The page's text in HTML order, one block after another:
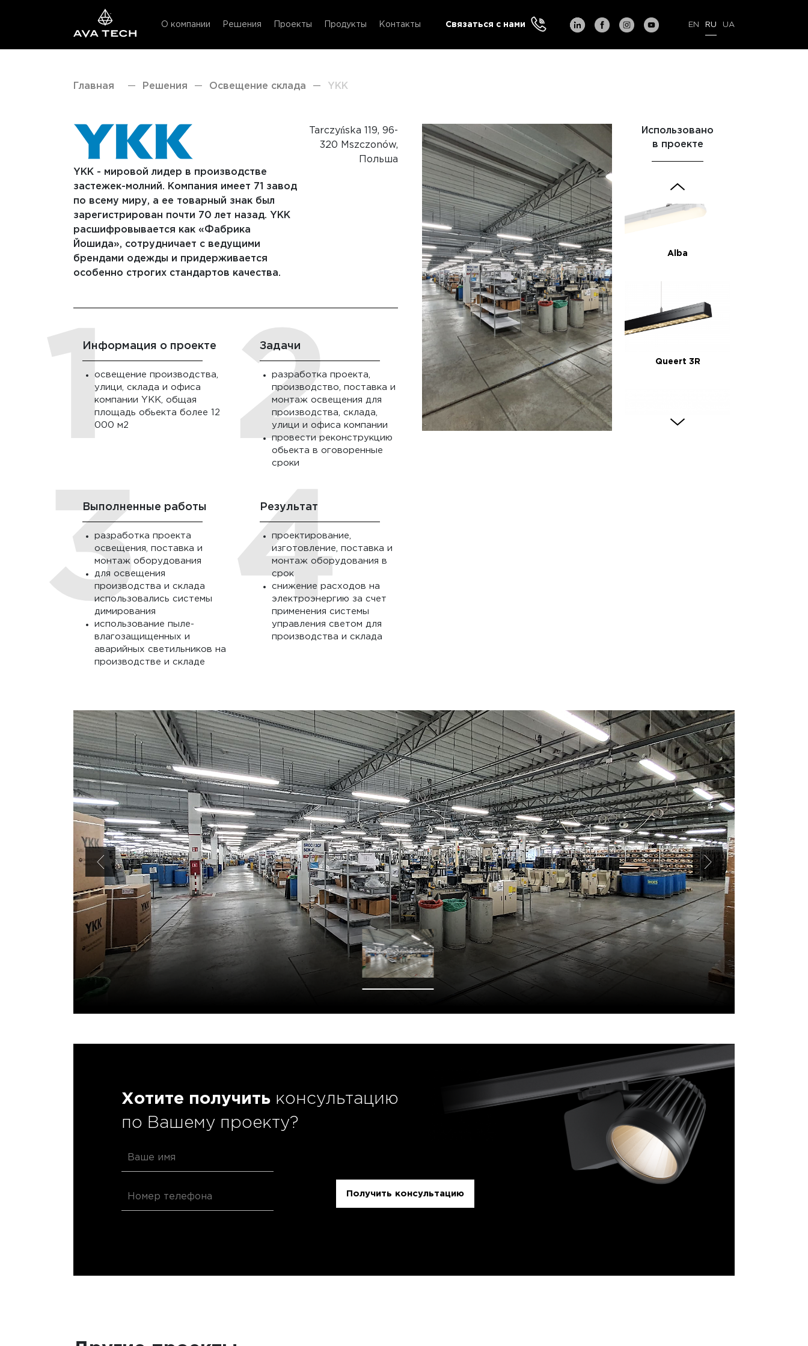
О компании Решения Проекты Продукты Контакты Связаться с нами EN RU UA
Главная — Решения — Освещение склада — YKK
YKK - мировой лидер в производстве
застежек-молний. Компания имеет 71 завод
по всему миру, а ее товарный знак был
зарегистрирован почти 70 лет назад. YKK
расшифровывается как «Фабрика
Йошида», сотрудничает с ведущими
брендами одежды и придерживается
особенно строгих стандартов качества.
Tarczyńska 119, 96-
320 Mszczonów,
Польша
Информация о проекте
освещение производства,
улици, склада и офиса
компании YKK, общая
площадь обьекта более 12
000 м2
Задачи
разработка проекта,
производство, поставка и
монтаж освещения для
производства, склада,
улици и офиса компании
провести реконструкцию
обьекта в оговоренные
сроки
Выполненные работы
разработка проекта
освещения, поставка и
монтаж оборудования
для освещения
производства и склада
использовались системы
димирования
использование пыле-
влагозащищенных и
аварийных светильников на
производстве и складе
Результат
проектирование,
изготовление, поставка и
монтаж оборудования в
срок
снижение расходов на
электроэнергию за счет
применения системы
управления светом для
производства и склада
Использовано
в проекте
Duo
Alba
Queert 3R
Queert 3R
Rock
Duo
Хотите получить консультацию
по Вашему проекту?
Получить консультацию